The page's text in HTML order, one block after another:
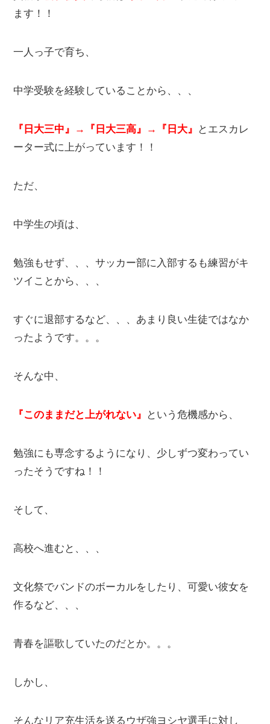
ます！！
一人っ子で育ち、
中学受験を経験していることから、、、
『日大三中』→『日大三高』→『日大』
とエスカレ
ーター式に上がっています！！
ただ、
中学生の頃は、
勉強もせず、、、サッカー部に入部するも練習がキ
ツイことから、、、
すぐに退部するなど、、、あまり良い生徒ではなか
ったようです。。。
そんな中、
『このままだと上がれない』 という危機感から、
勉強にも専念するようになり、少しずつ変わってい
ったそうですね！！
そして、
高校へ進むと、、、
文化祭でバンドのボーカルをしたり、可愛い彼女を
作るなど、、、
青春を謳歌していたのだとか。。。
しかし、
そんなリア充生活を送るウザ強ヨシヤ選手に対し